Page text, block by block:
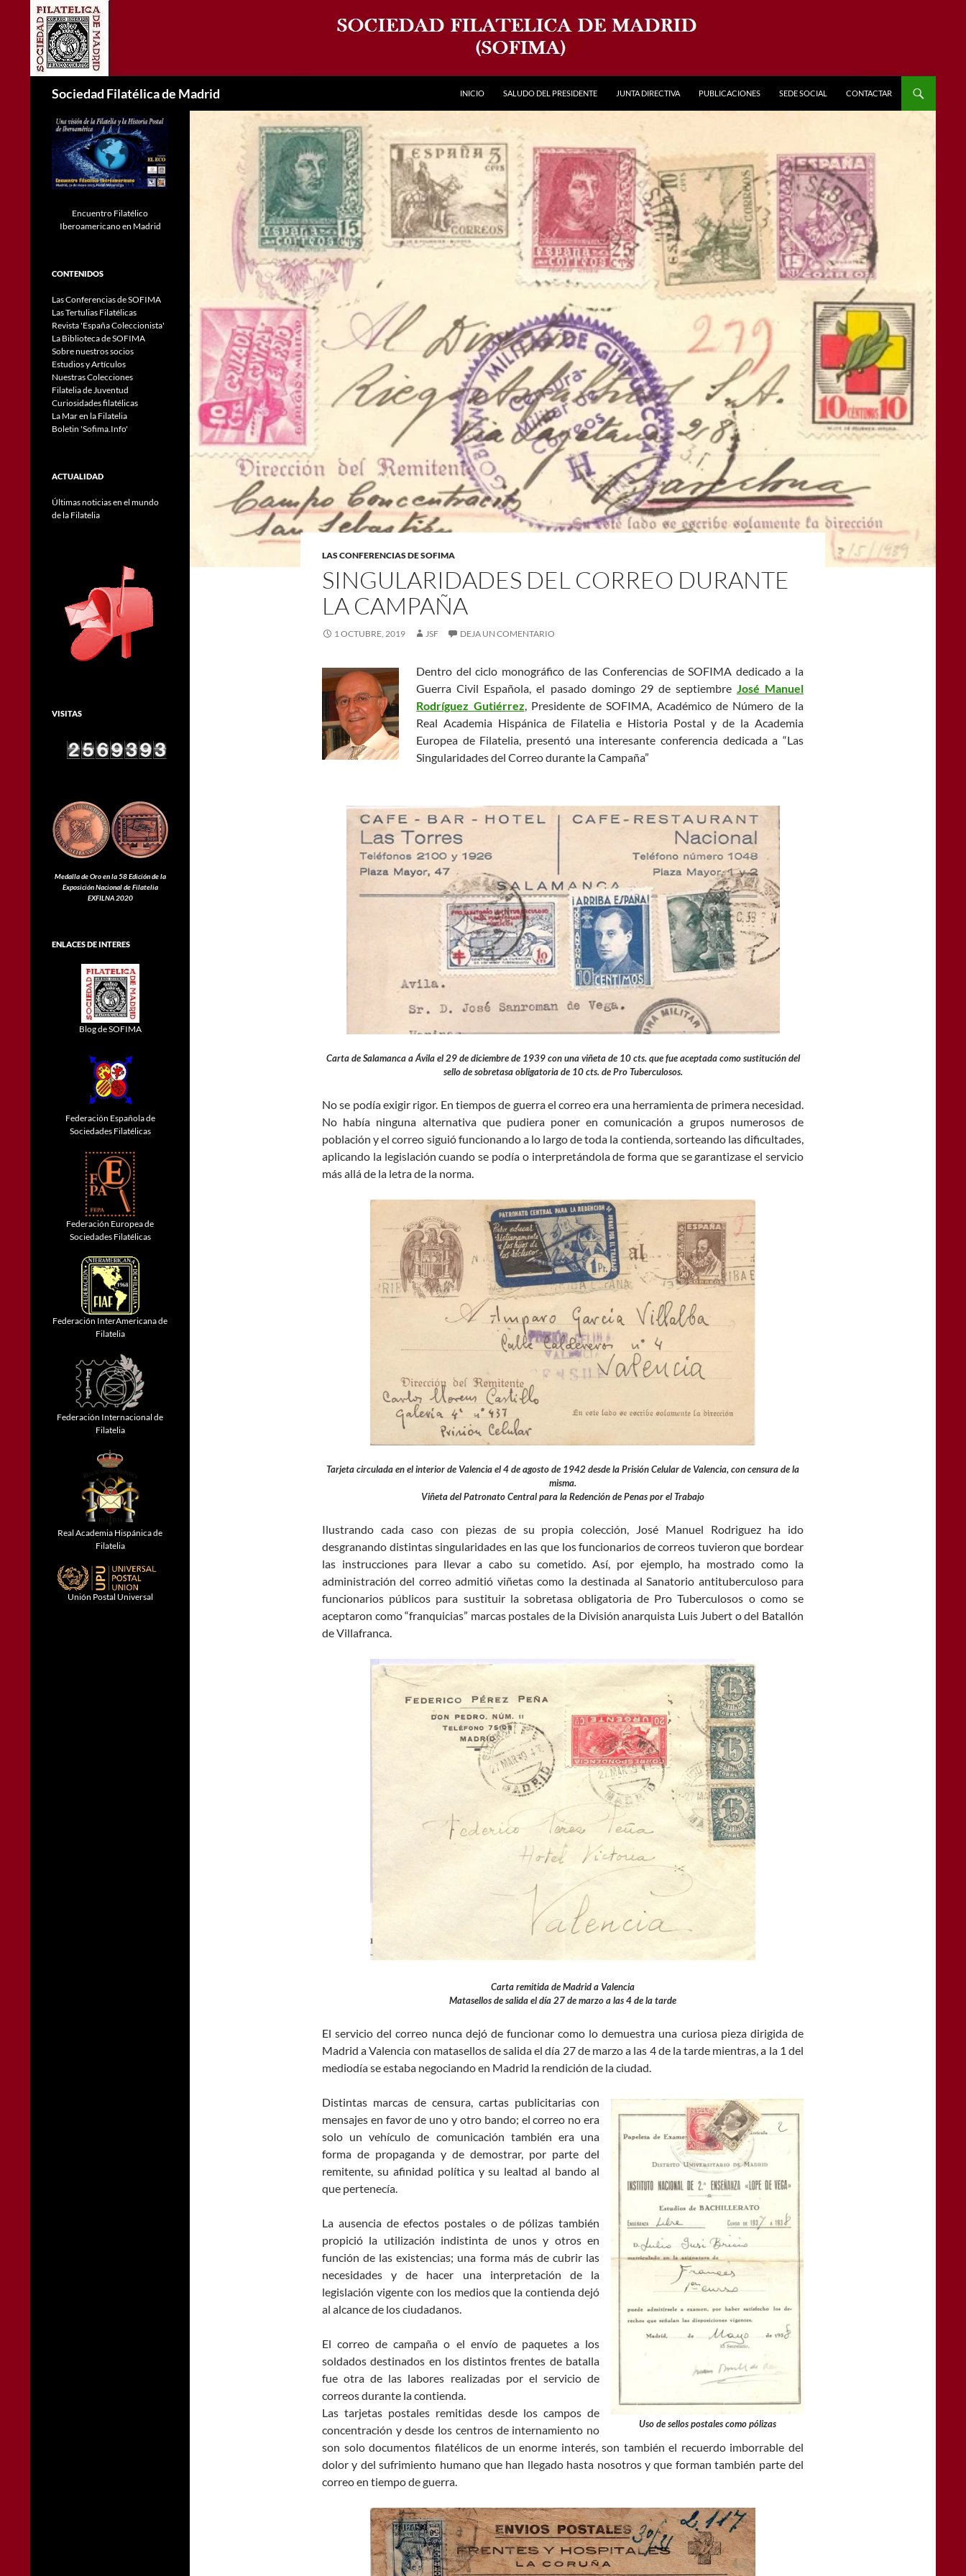
contenido
Sociedad Filatélica de Madrid INICIO SALUDO DEL PRESIDENTE JUNTA DIRECTIVA PUBLICACIONES SEDE SOCIAL CONTACTAR
LAS CONFERENCIAS DE SOFIMA
SINGULARIDADES DEL CORREO DURANTE
LA CAMPAÑA
1 OCTUBRE, 2019 JSF DEJA UN COMENTARIO
Dentro del ciclo monográfico de las Conferencias de SOFIMA dedicado a la
Guerra Civil Española, el pasado domingo 29 de septiembre José Manuel
Rodríguez Gutiérrez, Presidente de SOFIMA, Académico de Número de la
Real Academia Hispánica de Filatelia e Historia Postal y de la Academia
Europea de Filatelia, presentó una interesante conferencia dedicada a “Las
Singularidades del Correo durante la Campaña”
Carta de Salamanca a Ávila el 29 de diciembre de 1939 con una viñeta de 10 cts. que fue aceptada como sustitución del
sello de sobretasa obligatoria de 10 cts. de Pro Tuberculosos.
No se podía exigir rigor. En tiempos de guerra el correo era una herramienta de primera necesidad.
No había ninguna alternativa que pudiera poner en comunicación a grupos numerosos de
población y el correo siguió funcionando a lo largo de toda la contienda, sorteando las dificultades,
aplicando la legislación cuando se podía o interpretándola de forma que se garantizase el servicio
más allá de la letra de la norma.
Tarjeta circulada en el interior de Valencia el 4 de agosto de 1942 desde la Prisión Celular de Valencia, con censura de la
misma.
Viñeta del Patronato Central para la Redención de Penas por el Trabajo
Ilustrando cada caso con piezas de su propia colección, José Manuel Rodriguez ha ido
desgranando distintas singularidades en las que los funcionarios de correos tuvieron que bordear
las instrucciones para llevar a cabo su cometido. Así, por ejemplo, ha mostrado como la
administración del correo admitió viñetas como la destinada al Sanatorio antituberculoso para
funcionarios públicos para sustituir la sobretasa obligatoria de Pro Tuberculosos o como se
aceptaron como “franquicias” marcas postales de la División anarquista Luis Jubert o del Batallón
de Villafranca.
Carta remitida de Madrid a Valencia
Matasellos de salida el día 27 de marzo a las 4 de la tarde
El servicio del correo nunca dejó de funcionar como lo demuestra una curiosa pieza dirigida de
Madrid a Valencia con matasellos de salida el día 27 de marzo a las 4 de la tarde mientras, a la 1 del
mediodía se estaba negociando en Madrid la rendición de la ciudad.
Uso de sellos postales como pólizas
Distintas marcas de censura, cartas publicitarias con
mensajes en favor de uno y otro bando; el correo no era
solo un vehículo de comunicación también era una
forma de propaganda y de demostrar, por parte del
remitente, su afinidad política y su lealtad al bando al
que pertenecía.
La ausencia de efectos postales o de pólizas también
propició la utilización indistinta de unos y otros en
función de las existencias; una forma más de cubrir las
necesidades y de hacer una interpretación de la
legislación vigente con los medios que la contienda dejó
al alcance de los ciudadanos.
El correo de campaña o el envío de paquetes a los
soldados destinados en los distintos frentes de batalla
fue otra de las labores realizadas por el servicio de
correos durante la contienda.
Las tarjetas postales remitidas desde los campos de
concentración y desde los centros de internamiento no
son solo documentos filatélicos de un enorme interés, son también el recuerdo imborrable del
dolor y del sufrimiento humano que han llegado hasta nosotros y que forman también parte del
correo en tiempo de guerra.
Encuentro Filatélico
Iberoamericano en Madrid
CONTENIDOS
Las Conferencias de SOFIMA
Las Tertulias Filatélicas
Revista 'España Coleccionista'
La Biblioteca de SOFIMA
Sobre nuestros socios
Estudios y Artículos
Nuestras Colecciones
Filatelia de Juventud
Curiosidades filatélicas
La Mar en la Filatelia
Boletin 'Sofima.Info'
ACTUALIDAD
Últimas noticias en el mundo
de la Filatelia
VISITAS
Medalla de Oro en la 58 Edición de la
Exposición Nacional de Filatelia
EXFILNA 2020
ENLACES DE INTERES
Blog de SOFIMA
Federación Española de
Sociedades Filatélicas
Federación Europea de
Sociedades Filatélicas
Federación InterAmericana de
Filatelia
Federación Internacional de
Filatelia
Real Academia Hispánica de
Filatelia
Unión Postal Universal